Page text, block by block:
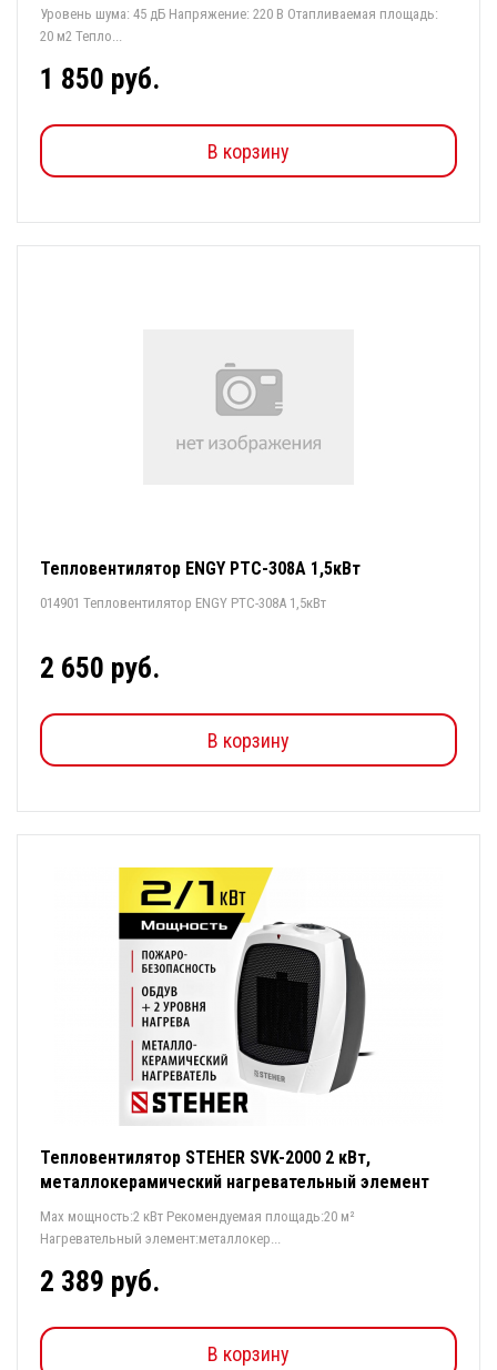
Уровень шума: 45 дБ Напряжение: 220 В Отапливаемая площадь:
20 м2 Тепло...
1 850 руб.
В корзину
Тепловентилятор ENGY РТС-308А 1,5кВт
014901 Тепловентилятор ENGY РТС-308А 1,5кВт
2 650 руб.
В корзину
Тепловентилятор STEHER SVK-2000 2 кВт,
металлокерамический нагревательный элемент
Max мощность:2 кВт Рекомендуемая площадь:20 м²
Нагревательный элемент:металлокер...
2 389 руб.
В корзину